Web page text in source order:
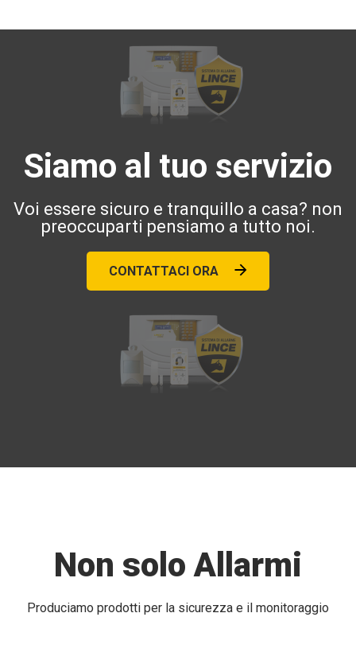
Siamo al tuo servizio
Voi essere sicuro e tranquillo a casa? non
preoccuparti pensiamo a tutto noi.
CONTATTACI ORA
Non solo Allarmi
Produciamo prodotti per la sicurezza e il monitoraggio